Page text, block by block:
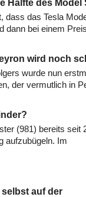
Hälfte des Model
dass das Tesla
dann bei einem
wird noch
wurde nun
der vermutlich in
(981) bereits seit
aufzubügeln. Im
auf der